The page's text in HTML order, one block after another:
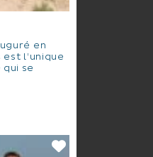
en
l’unique
se